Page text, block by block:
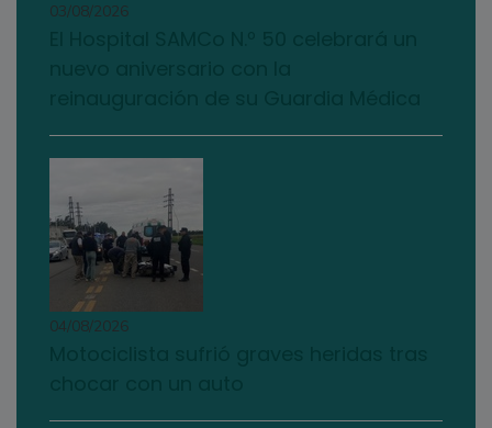
03/08/2026
04/08/2026